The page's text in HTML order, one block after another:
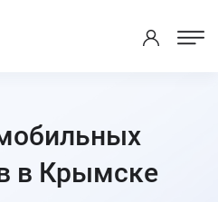
в Крымске